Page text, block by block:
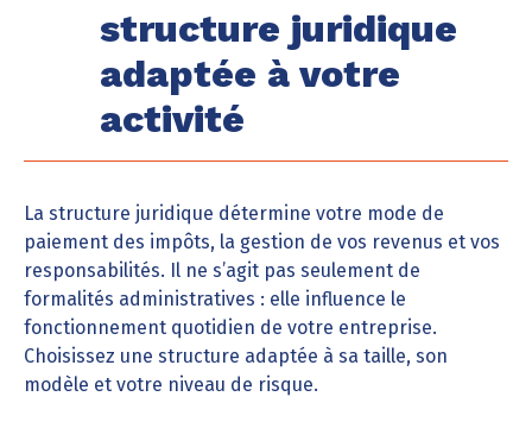
structure juridique
adaptée à votre
activité
La structure juridique détermine votre mode de
paiement des impôts, la gestion de vos revenus et vos
responsabilités. Il ne s’agit pas seulement de
formalités administratives : elle influence le
fonctionnement quotidien de votre entreprise.
Choisissez une structure adaptée à sa taille, son
modèle et votre niveau de risque.